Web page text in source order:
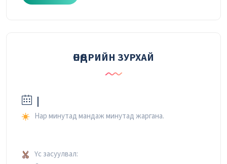
ӨНӨӨДРИЙН ЗУРХАЙ
|
Нар минутад мандаж минутад жаргана.
Үс засуулвал: